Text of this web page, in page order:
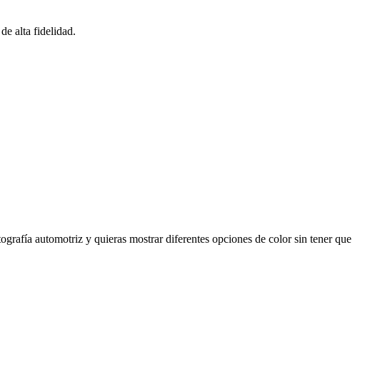
alta fidelidad.
automotriz y quieras mostrar diferentes opciones de color sin tener que